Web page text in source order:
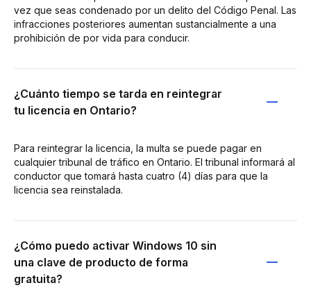
vez que seas condenado por un delito del Código Penal. Las
infracciones posteriores aumentan sustancialmente a una
prohibición de por vida para conducir.
¿Cuánto tiempo se tarda en reintegrar
tu licencia en Ontario?
Para reintegrar la licencia, la multa se puede pagar en
cualquier tribunal de tráfico en Ontario. El tribunal informará al
conductor que tomará hasta cuatro (4) días para que la
licencia sea reinstalada.
¿Cómo puedo activar Windows 10 sin
una clave de producto de forma
gratuita?